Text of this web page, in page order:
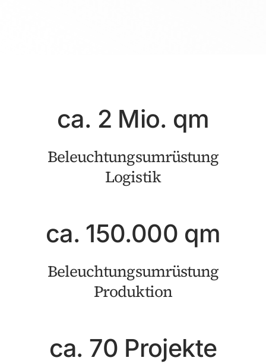
ca. 2 Mio. qm
Beleuchtungsumrüstung
Logistik
ca. 150.000 qm
Beleuchtungsumrüstung
Produktion
ca. 70 Projekte